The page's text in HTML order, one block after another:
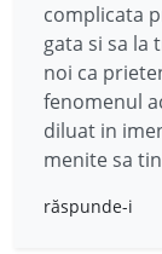
complicata
gata si sa la
noi ca
fenomenul
diluat in
menite sa
răspunde-i